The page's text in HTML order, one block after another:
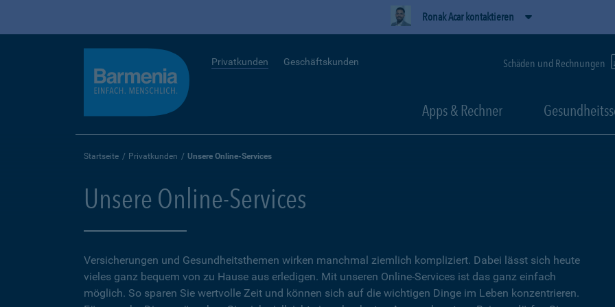
Ronak Acar kontaktieren
Privatkunden Geschäftskunden Schäden und Rechnungen
Apps & Rechner
Startseite Privatkunden Unsere Online-Services
Unsere Online-Services
Versicherungen und Gesundheitsthemen wirken manchmal ziemlich kompliziert. Dabei lässt sich heute
vieles ganz bequem von zu Hause aus erledigen. Mit unseren Online-Services ist das ganz einfach
möglich. So sparen Sie wertvolle Zeit und können sich auf die wichtigen Dinge im Leben konzentrieren.